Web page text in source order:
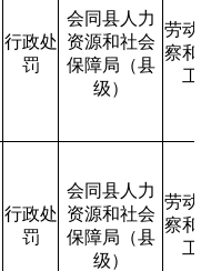
行政处
罚
会同县人力
资源和社会
保障局（县
级）
劳动
察和
工
行政处
罚
会同县人力
资源和社会
保障局（县
级）
劳动
察和
工